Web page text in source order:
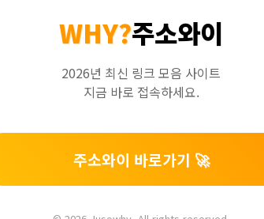
WHY?주소와이
2026년 최신 링크 모음 사이트
지금 바로 접속하세요.
주소와이 바로가기 🚀